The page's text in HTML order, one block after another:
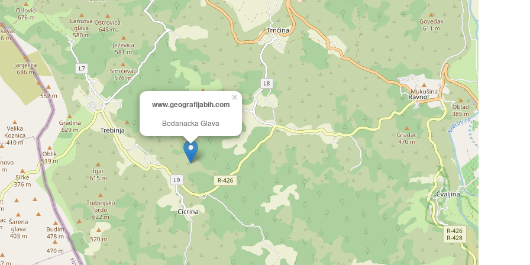
www.geografijabih.com
Bodanacka Glava
×